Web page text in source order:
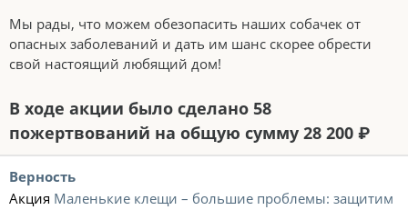
Мы рады, что можем обезопасить наших собачек от
опасных заболеваний и дать им шанс скорее обрести
свой настоящий любящий дом!
В ходе акции было сделано 58
пожертвований на общую сумму 28 200 ₽
Верность
Акция Маленькие клещи – большие проблемы: защитим